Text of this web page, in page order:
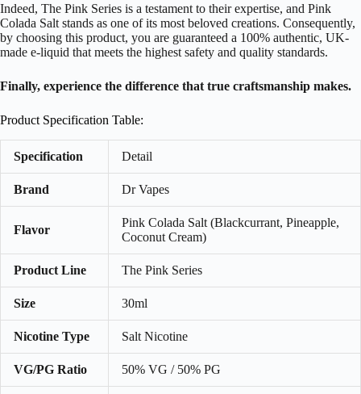
Indeed, The Pink Series is a testament to their expertise, and Pink
Colada Salt stands as one of its most beloved creations. Consequently,
by choosing this product, you are guaranteed a 100% authentic, UK-
made e-liquid that meets the highest safety and quality standards.
Finally, experience the difference that true craftsmanship makes.
Product Specification Table:
Specification Detail
Brand Dr Vapes
Flavor
Pink Colada Salt (Blackcurrant, Pineapple,
Coconut Cream)
Product Line The Pink Series
Size 30ml
Nicotine Type Salt Nicotine
VG/PG Ratio 50% VG / 50% PG